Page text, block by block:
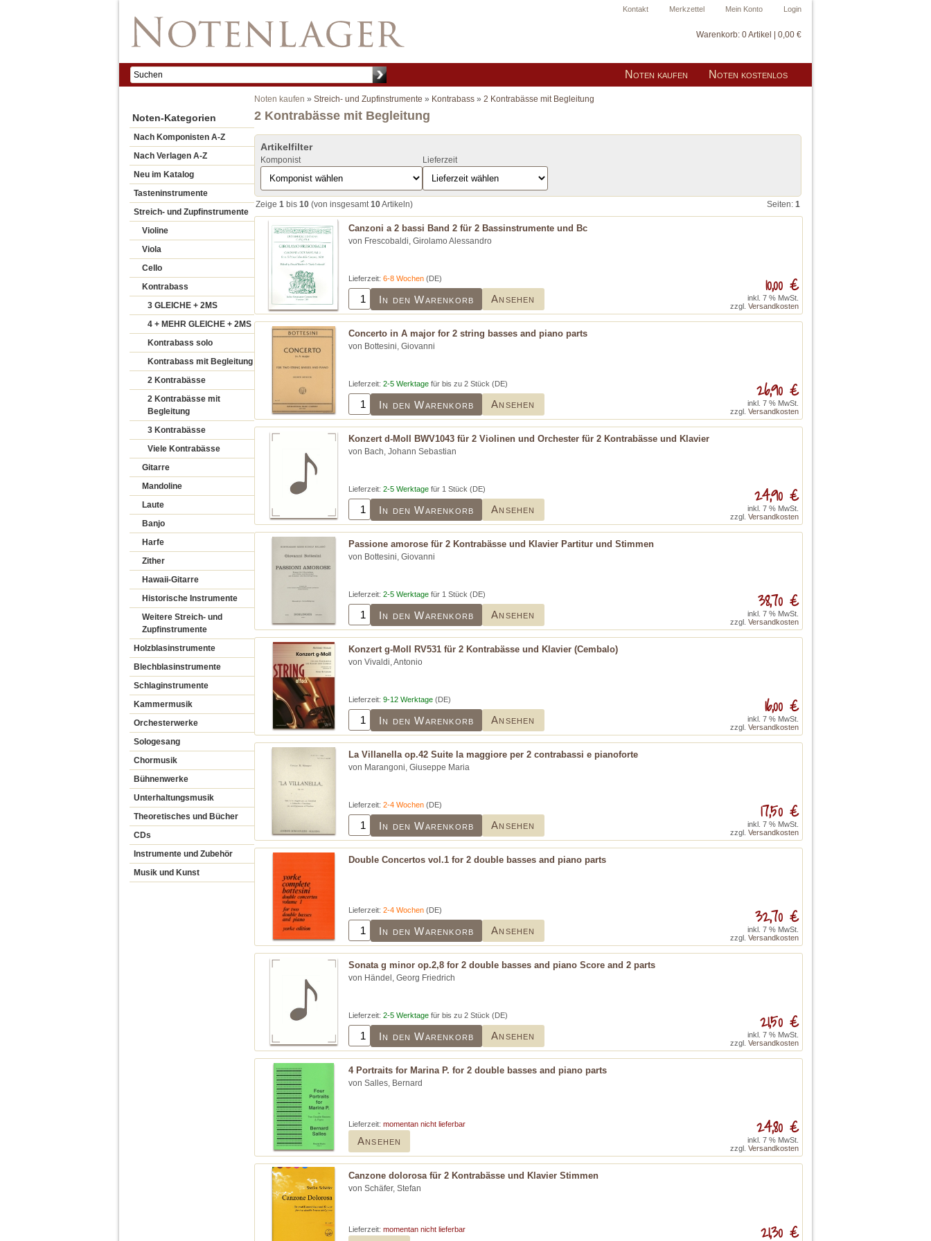
Login
Mein Konto
Merkzettel
Kontakt
Warenkorb: 0 Artikel | 0,00 €
Noten kaufen Noten kostenlos
Noten-Kategorien
Nach Komponisten A-Z
Nach Verlagen A-Z
Neu im Katalog
Tasteninstrumente
Streich- und Zupfinstrumente
Violine
Viola
Cello
Kontrabass
3 GLEICHE + 2MS
4 + MEHR GLEICHE + 2MS
Kontrabass solo
Kontrabass mit Begleitung
2 Kontrabässe
2 Kontrabässe mit
Begleitung
3 Kontrabässe
Viele Kontrabässe
Gitarre
Mandoline
Laute
Banjo
Harfe
Zither
Hawaii-Gitarre
Historische Instrumente
Weitere Streich- und
Zupfinstrumente
Holzblasinstrumente
Blechblasinstrumente
Schlaginstrumente
Kammermusik
Orchesterwerke
Sologesang
Chormusik
Bühnenwerke
Unterhaltungsmusik
Theoretisches und Bücher
CDs
Instrumente und Zubehör
Musik und Kunst
Noten kaufen » Streich- und Zupfinstrumente » Kontrabass » 2 Kontrabässe mit Begleitung
2 Kontrabässe mit Begleitung
Artikelfilter
Komponist Lieferzeit
Zeige 1 bis 10 (von insgesamt10Artikeln) Seiten: 1
Canzoni a 2 bassi Band 2 für 2 Bassinstrumente und Bc
von Frescobaldi, Girolamo Alessandro
Lieferzeit: 6-8 Wochen (DE)
In den Warenkorb Ansehen
10,00 €
inkl. 7 % MwSt.
zzgl. Versandkosten
Concerto in A major for 2 string basses and piano parts
von Bottesini, Giovanni
Lieferzeit: 2-5 Werktage für bis zu 2 Stück (DE)
In den Warenkorb Ansehen
26,90 €
inkl. 7 % MwSt.
zzgl. Versandkosten
Konzert d-Moll BWV1043 für 2 Violinen und Orchester für 2 Kontrabässe und Klavier
von Bach, Johann Sebastian
Lieferzeit: 2-5 Werktage für 1 Stück (DE)
In den Warenkorb Ansehen
24,90 €
inkl. 7 % MwSt.
zzgl. Versandkosten
Passione amorose für 2 Kontrabässe und Klavier Partitur und Stimmen
von Bottesini, Giovanni
Lieferzeit: 2-5 Werktage für 1 Stück (DE)
In den Warenkorb Ansehen
38,70 €
inkl. 7 % MwSt.
zzgl. Versandkosten
Konzert g-Moll RV531 für 2 Kontrabässe und Klavier (Cembalo)
von Vivaldi, Antonio
Lieferzeit: 9-12 Werktage (DE)
In den Warenkorb Ansehen
16,00 €
inkl. 7 % MwSt.
zzgl. Versandkosten
La Villanella op.42 Suite la maggiore per 2 contrabassi e pianoforte
von Marangoni, Giuseppe Maria
Lieferzeit: 2-4 Wochen (DE)
In den Warenkorb Ansehen
17,50 €
inkl. 7 % MwSt.
zzgl. Versandkosten
Double Concertos vol.1 for 2 double basses and piano parts
Lieferzeit: 2-4 Wochen (DE)
In den Warenkorb Ansehen
32,70 €
inkl. 7 % MwSt.
zzgl. Versandkosten
Sonata g minor op.2,8 for 2 double basses and piano Score and 2 parts
von Händel, Georg Friedrich
Lieferzeit: 2-5 Werktage für bis zu 2 Stück (DE)
In den Warenkorb Ansehen
21,50 €
inkl. 7 % MwSt.
zzgl. Versandkosten
4 Portraits for Marina P. for 2 double basses and piano parts
von Salles, Bernard
Lieferzeit: momentan nicht lieferbar
Ansehen
24,80 €
inkl. 7 % MwSt.
zzgl. Versandkosten
Canzone dolorosa für 2 Kontrabässe und Klavier Stimmen
von Schäfer, Stefan
Lieferzeit: momentan nicht lieferbar 21,30 €